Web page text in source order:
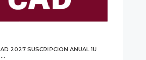
2027 SUSCRIPCION ANUAL 1U